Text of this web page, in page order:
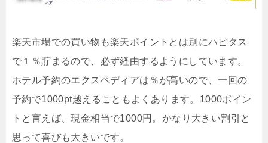
楽天市場での買い物も楽天ポイントとは別にハピタス
で１％貯まるので、必ず経由するようにしています。
ホテル予約のエクスペディアは％が高いので、一回の
予約で1000pt越えることもよくあります。1000ポイン
トと言えば、現金相当で1000円。かなり大きい割引と
思って喜びも大きいです。